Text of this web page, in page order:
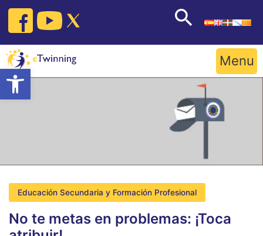
Open toolbar
Skip
content
Menu
Educación Secundaria y Formación Profesional
No te metas en problemas: ¡Toca